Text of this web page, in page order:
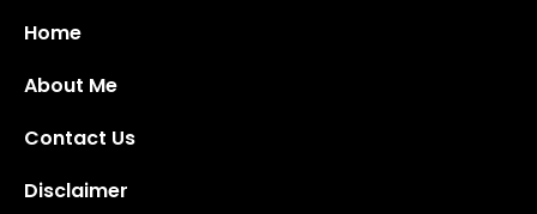
Home
About Me
Contact Us
Disclaimer